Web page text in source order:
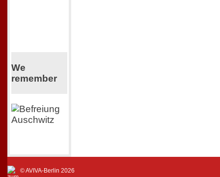
We
remember
© AVIVA-Berlin 2026